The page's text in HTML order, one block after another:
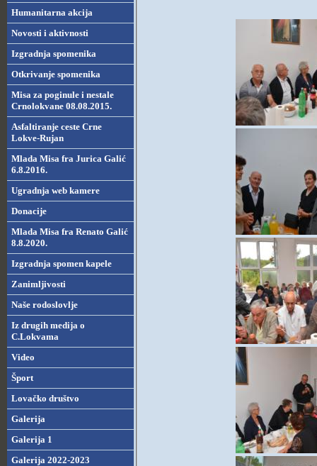
Humanitarna akcija
Novosti i aktivnosti
Izgradnja spomenika
Otkrivanje spomenika
Misa za poginule i nestale
Crnolokvane 08.08.2015.
Asfaltiranje ceste Crne
Lokve-Rujan
Mlada Misa fra Jurica Galić
6.8.2016.
Ugradnja web kamere
Donacije
Mlada Misa fra Renato Galić
8.8.2020.
Izgradnja spomen kapele
Zanimljivosti
Naše rodoslovlje
Iz drugih medija o
C.Lokvama
Video
Šport
Lovačko društvo
Galerija
Galerija 1
Galerija 2022-2023